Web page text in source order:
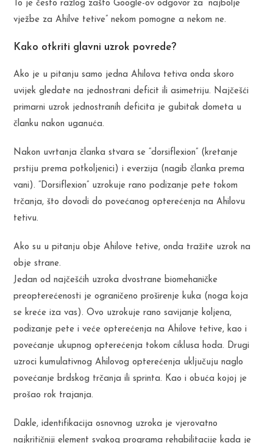
To je često razlog zašto Google-ov odgovor za “najbolje
vježbe za Ahilve tetive” nekom pomogne a nekom ne.
Kako otkriti glavni uzrok povrede?
Ako je u pitanju samo jedna Ahilova tetiva onda skoro
uvijek gledate na jednostrani deficit ili asimetriju. Najčešći
primarni uzrok jednostranih deficita je gubitak dometa u
članku nakon uganuća.
Nakon uvrtanja članka stvara se “dorsiflexion” (kretanje
prstiju prema potkoljenici) i everzija (nagib članka prema
vani). “Dorsiflexion” uzrokuje rano podizanje pete tokom
trčanja, što dovodi do povećanog opterećenja na Ahilovu
tetivu.
Ako su u pitanju obje Ahilove tetive, onda tražite uzrok na
obje strane.
Jedan od najčešćih uzroka dvostrane biomehaničke
preopterećenosti je ograničeno proširenje kuka (noga koja
se kreće iza vas). Ovo uzrokuje rano savijanje koljena,
podizanje pete i veće opterećenja na Ahilove tetive, kao i
povećanje ukupnog opterećenja tokom ciklusa hoda. Drugi
uzroci kumulativnog Ahilovog opterećenja uključuju naglo
povećanje brdskog trčanja ili sprinta. Kao i obuća kojoj je
prošao rok trajanja.
Dakle, identifikacija osnovnog uzroka je vjerovatno
najkritičniji element svakog programa rehabilitacije kada je